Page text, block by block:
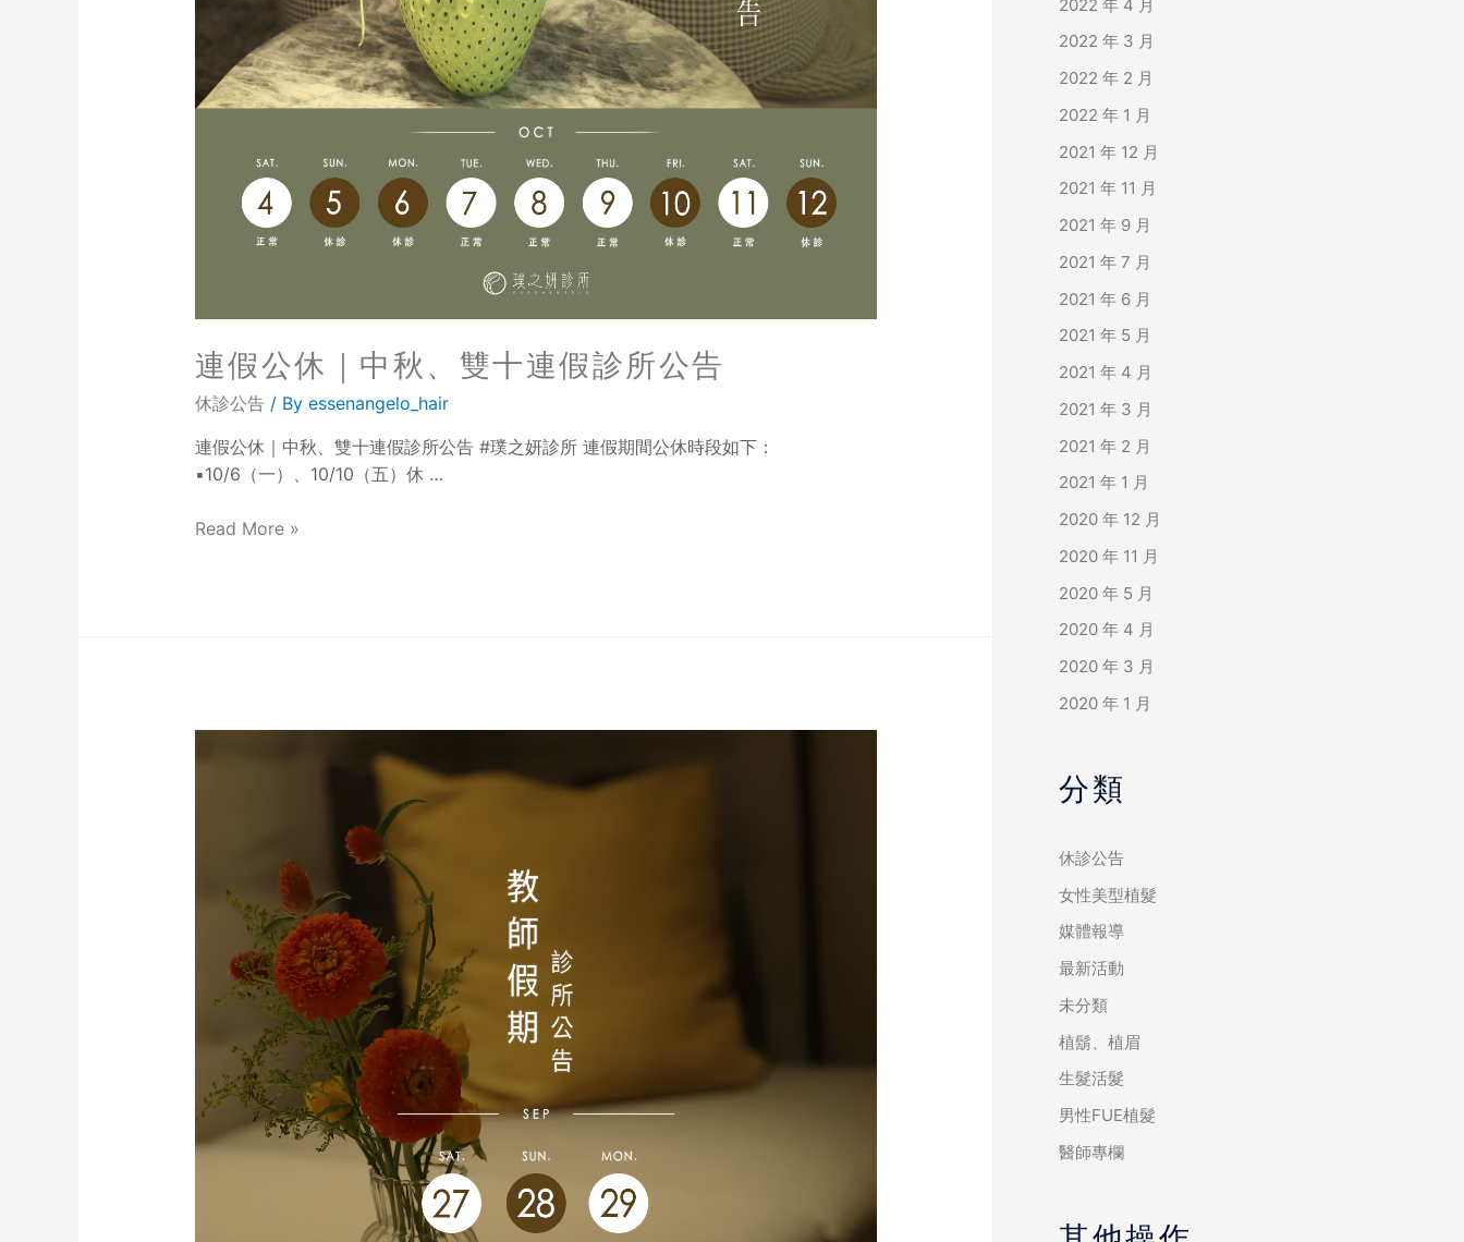
連假公休｜中秋、雙十連假診所公告
休診公告 / By essenangelo_hair
連假公休｜中秋、雙十連假診所公告 #璞之妍診所 連假期間公休時段如下：
▪️10/6（一）、10/10（五）休 …
Read More »
2022 年 4 月
2022 年 3 月
2022 年 2 月
2022 年 1 月
2021 年 12 月
2021 年 11 月
2021 年 9 月
2021 年 7 月
2021 年 6 月
2021 年 5 月
2021 年 4 月
2021 年 3 月
2021 年 2 月
2021 年 1 月
2020 年 12 月
2020 年 11 月
2020 年 5 月
2020 年 4 月
2020 年 3 月
2020 年 1 月
分類
休診公告
女性美型植髮
媒體報導
最新活動
未分類
植鬍、植眉
生髮活髮
男性FUE植髮
醫師專欄